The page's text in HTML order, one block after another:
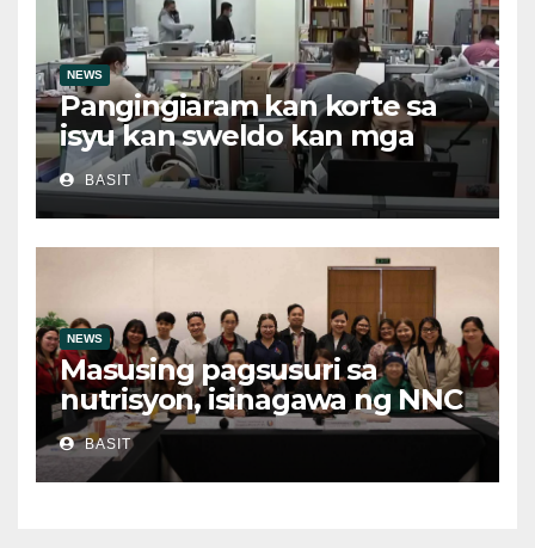
NEWS
Pangingiaram kan korte sa
isyu kan sweldo kan mga
obrero, bawal sa ley asin
ilegal suboot
BASIT
NEWS
Masusing pagsusuri sa
nutrisyon, isinagawa ng NNC
CALABARZON
BASIT